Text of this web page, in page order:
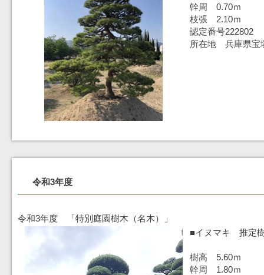
幹周 0.70ｍ
枝張 2.10ｍ
認定番号222802
所在地 兵庫県宝
令和3年度
令和3年度 「特別庭園樹木（名木）」
■イヌマキ 推定
樹高 5.60ｍ
幹周 1.80ｍ